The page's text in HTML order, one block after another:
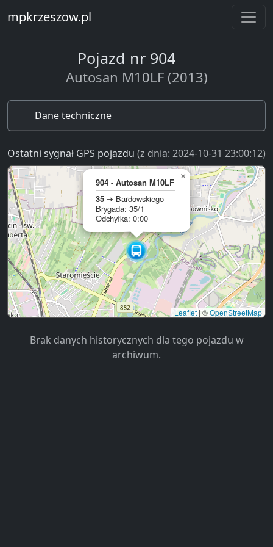
mpkrzeszow.pl
Pojazd nr 904
Autosan M10LF (2013)
Dane techniczne
Ostatni sygnał GPS pojazdu (z dnia: 2024-10-31 23:00:12)
904 - Autosan M10LF
35 ➔ Bardowskiego
Brygada: 35/1
Odchyłka: 0:00
×
Leaflet | ©OpenStreetMap
Brak danych historycznych dla tego pojazdu w
archiwum.